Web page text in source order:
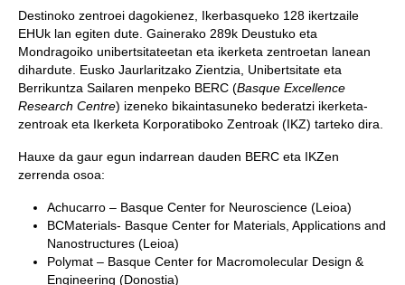
Destinoko zentroei dagokienez, Ikerbasqueko 128 ikertzaile
EHUk lan egiten dute. Gainerako 289k Deustuko eta
Mondragoiko unibertsitateetan eta ikerketa zentroetan lanean
dihardute. Eusko Jaurlaritzako Zientzia, Unibertsitate eta
Berrikuntza Sailaren menpeko BERC (Basque Excellence
Research Centre) izeneko bikaintasuneko bederatzi ikerketa-
zentroak eta Ikerketa Korporatiboko Zentroak (IKZ) tarteko dira.
Hauxe da gaur egun indarrean dauden BERC eta IKZen
zerrenda osoa:
Achucarro – Basque Center for Neuroscience (Leioa)
BCMaterials- Basque Center for Materials, Applications and
Nanostructures (Leioa)
Polymat – Basque Center for Macromolecular Design &
Engineering (Donostia)